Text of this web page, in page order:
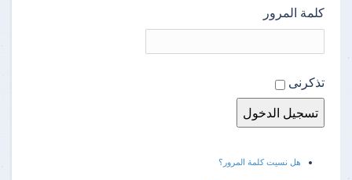
كلمة المرور
تذكرنى
هل نسيت كلمة المرور؟